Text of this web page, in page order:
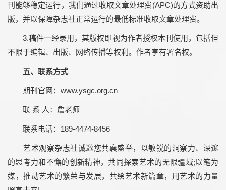
刊能够稳定运行，我们通过收取文章处理费(APC)的方式资助出
版，并以保障杂志社正常运行的最低标准收取文章处理费。
3.稿件一经录用，其版权即视为作者授权本刊使用，包括但
不限于编辑、出版、网络传播等权利。作者享有署名权。
五、联系方式
期刊官网：www.ysgc.org.cn
联 系 人：詹老师
联系电话：189-4474-8456
艺术观察杂志社诚邀您共襄盛举，以敏锐的洞察力、深邃
的思考力和不懈的创新精神，共同探索艺术的无限疆域;以笔为
媒，推动艺术的繁荣与发展，共绘艺术新篇章，用艺术的力量